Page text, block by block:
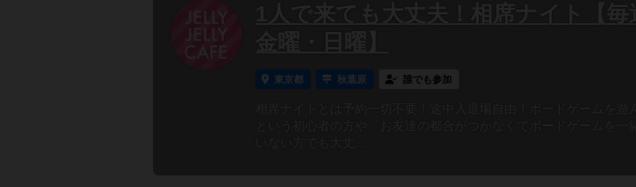
1人で来ても大丈夫！相席ナイト【毎
金曜・日曜】
東京都 秋葉原 誰でも参加